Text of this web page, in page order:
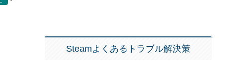
Steamよくあるトラブル解決策